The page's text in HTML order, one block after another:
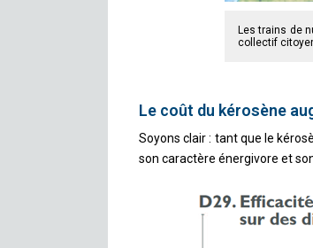
Les trains de
collectif
Le coût du kérosène
Soyons clair : tant que le
son caractère énergivore et